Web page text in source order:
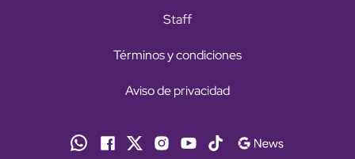
Staff
Términos y condiciones
Aviso de privacidad